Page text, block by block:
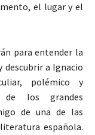
el lugar y el
para entender la
descubrir a Ignacio
polémico y
de los grandes
de una de las
española.